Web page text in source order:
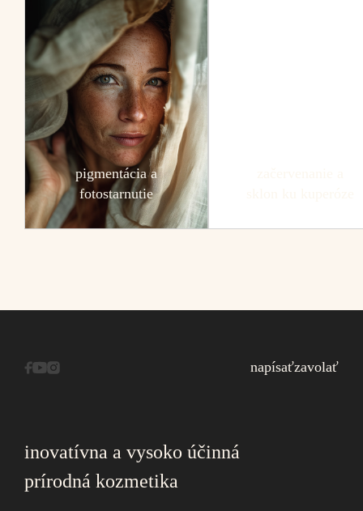
pigmentácia a
fotostarnutie
napísaťzavolať
inovatívna a vysoko účinná
prírodná kozmetika